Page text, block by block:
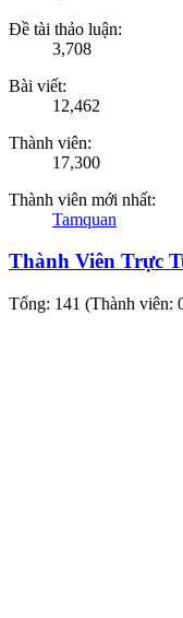
Đề tài thảo luận:
3,708
Bài viết:
12,462
Thành viên:
17,300
Thành viên mới nhất:
Tamquan
Thành Viên Trực
Tổng: 141 (Thành viên: